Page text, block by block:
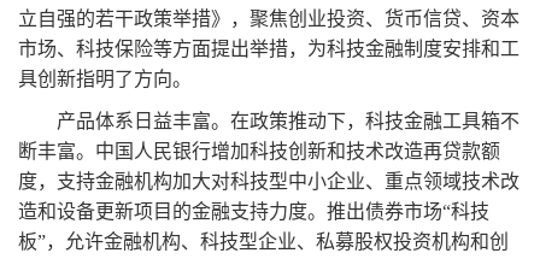
立自强的若干政策举措》，聚焦创业投资、货币信贷、资本
市场、科技保险等方面提出举措，为科技金融制度安排和工
具创新指明了方向。
产品体系日益丰富。在政策推动下，科技金融工具箱不
断丰富。中国人民银行增加科技创新和技术改造再贷款额
度，支持金融机构加大对科技型中小企业、重点领域技术改
造和设备更新项目的金融支持力度。推出债券市场“科技
板”，允许金融机构、科技型企业、私募股权投资机构和创